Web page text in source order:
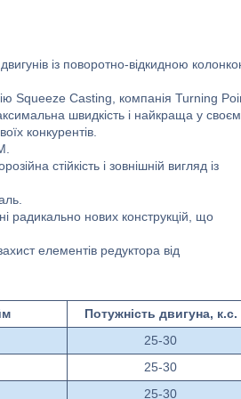
із поворотно-відкидною
Squeeze Casting, компанія Turning
швидкість і найкраща у
конкурентів.
стійкість і зовнішній вигляд із
радикально нових конструкцій, що
елементів редуктора від
Потужність двигуна, к.с.
25-30
25-30
25-30